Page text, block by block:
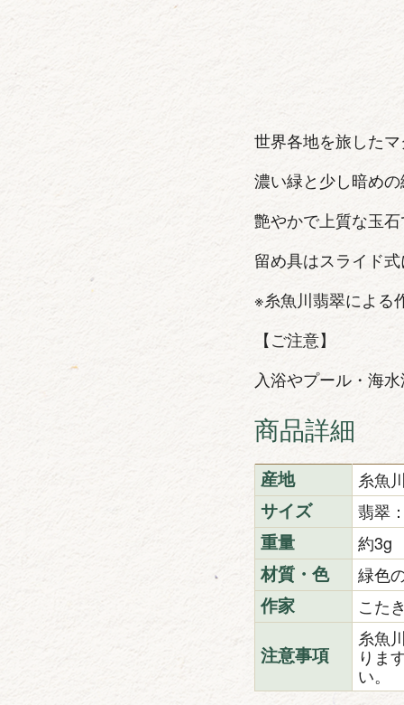
世界各地を旅した
濃い緑と少し暗め
艶やかで上質な玉
留め具はスライド
※糸魚川翡翠による
【ご注意】
入浴やプール・海
商品詳細
産地 糸魚
サイズ 翡翠
重量 約3g
材質・色 緑色
作家 こた
注意事項
糸魚
りま
い。